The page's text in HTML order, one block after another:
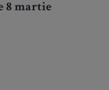
8 martie